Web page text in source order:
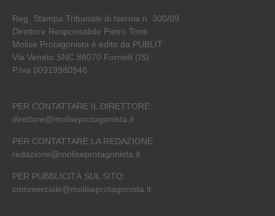
Reg. Stampa Tribunale di Isernia n. 300/09
Direttore Responsabile Pietro Tonti
Molise Protagonista è edito da PUBLIT
Via Veneto SNC 86070 Fornelli (IS)
P.Iva 00919980946
PER CONTATTARE IL DIRETTORE:
direttore@moliseprotagonista.it
PER CONTATTARE LA REDAZIONE:
redazione@moliseprotagonista.it
PER PUBBLICITÀ SUL SITO:
commerciale@moliseprotagonista.it